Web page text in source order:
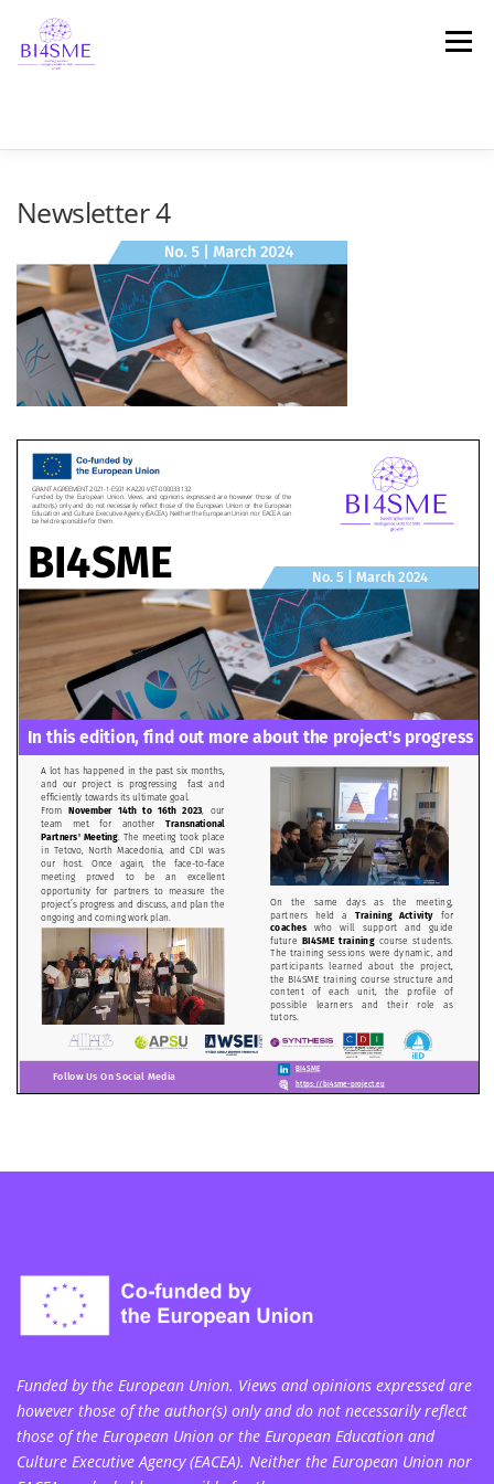
Μενού
ΑΠΟΤΕΛΕΣΜΑΤΑ ΠΛΑΤΦΌΡΜΑ
ΜΑΡΤΥΡΊΕΣ ΕΠΙΚΟΙΝΩΝΙΑ
Newsletter 4
Funded by the European Union. Views and opinions expressed are
however those of the author(s) only and do not necessarily reflect
those of the European Union or the European Education and
Culture Executive Agency (EACEA). Neither the European Union nor